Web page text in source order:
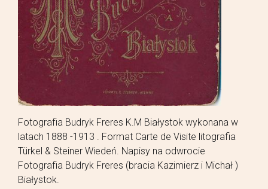
Fotografia Budryk Freres K.M Białystok wykonana w
latach 1888 -1913 . Format Carte de Visite litografia
Türkel & Steiner Wiedeń. Napisy na odwrocie
Fotografia Budryk Freres (bracia Kazimierz i Michał )
Białystok.